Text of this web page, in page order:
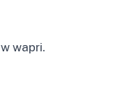
wapri.